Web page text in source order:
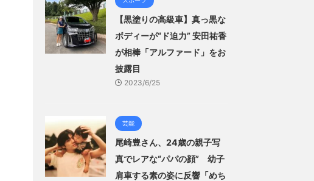
【黒塗りの高級車】真っ黒な
ボディーが“ド迫力” 安田祐香
が相棒「アルファード」をお
披露目
2023/6/25
芸能
尾崎豊さん、24歳の親子写
真でレアな“パパの顔” 幼子
肩車する素の姿に反響「めち